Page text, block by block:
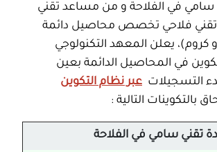
سامي في الفلاحة و من مساعد تقني
تقني فلاحي تخصص محاصيل دائمة
كروم)، يعلن المعهد التكنولوجي
في المحاصيل الدائمة بعين
التسجيلات عبر نظام التكوين
بالتكوينات التالية :
تقني سامي في الفلاحة